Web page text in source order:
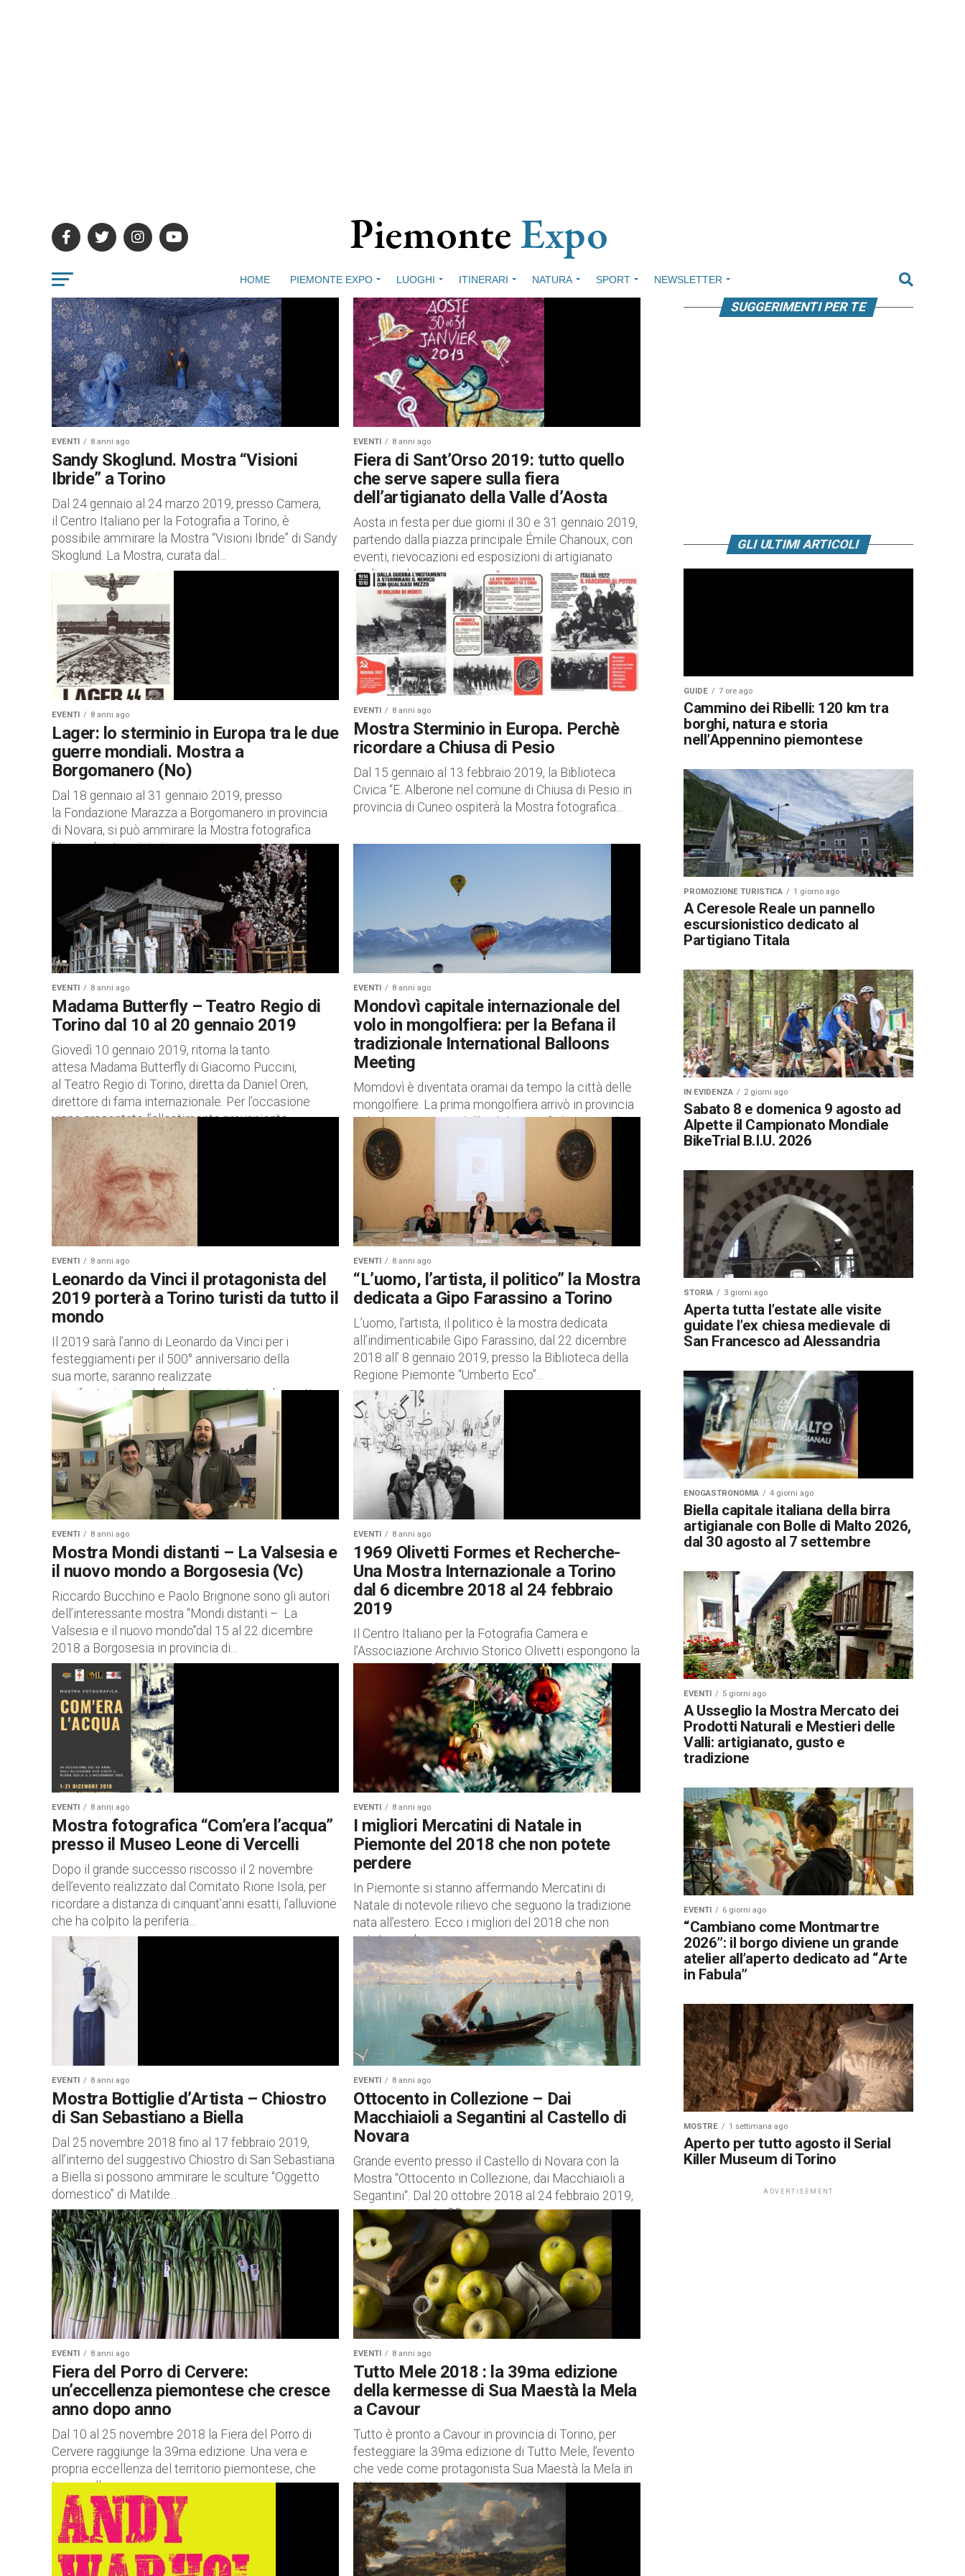
HOME PIEMONTE EXPO LUOGHI ITINERARI NATURA SPORT NEWSLETTER
EVENTI 8 anni ago
Sandy Skoglund. Mostra “Visioni
Ibride” a Torino
Dal 24 gennaio al 24 marzo 2019, presso Camera,
il Centro Italiano per la Fotografia a Torino, è
possibile ammirare la Mostra “Visioni Ibride” di Sandy
Skoglund. La Mostra, curata dal...
EVENTI 8 anni ago
Fiera di Sant’Orso 2019: tutto quello
che serve sapere sulla fiera
dell’artigianato della Valle d’Aosta
Aosta in festa per due giorni il 30 e 31 gennaio 2019,
partendo dalla piazza principale Émile Chanoux, con
eventi, rievocazioni ed esposizioni di artigianato
tradizionale...
EVENTI 8 anni ago
Lager: lo sterminio in Europa tra le due
guerre mondiali. Mostra a
Borgomanero (No)
Dal 18 gennaio al 31 gennaio 2019, presso
la Fondazione Marazza a Borgomanero in provincia
di Novara, si può ammirare la Mostra fotografica
” Lager, lo sterminio in...
EVENTI 8 anni ago
Mostra Sterminio in Europa. Perchè
ricordare a Chiusa di Pesio
Dal 15 gennaio al 13 febbraio 2019, la Biblioteca
Civica “E. Alberone nel comune di Chiusa di Pesio in
provincia di Cuneo ospiterà la Mostra fotografica...
EVENTI 8 anni ago
Madama Butterfly – Teatro Regio di
Torino dal 10 al 20 gennaio 2019
Giovedì 10 gennaio 2019, ritorna la tanto
attesa Madama Butterfly di Giacomo Puccini,
al Teatro Regio di Torino, diretta da Daniel Oren,
direttore di fama internazionale. Per l’occasione
viene presentato l’allestimento proveniente...
EVENTI 8 anni ago
Mondovì capitale internazionale del
volo in mongolfiera: per la Befana il
tradizionale International Balloons
Meeting
Momdovì è diventata oramai da tempo la città delle
mongolfiere. La prima mongolfiera arrivò in provincia
nel 1979 importata dall’Inghilterra e fu la prima ad
essere...
EVENTI 8 anni ago
Leonardo da Vinci il protagonista del
2019 porterà a Torino turisti da tutto il
mondo
Il 2019 sarà l’anno di Leonardo da Vinci per i
festeggiamenti per il 500° anniversario della
sua morte, saranno realizzate
manifestazioni, celebrazioni e iniziative di carattere
culturale in tutto il mondo e in particolare...
EVENTI 8 anni ago
“L’uomo, l’artista, il politico” la Mostra
dedicata a Gipo Farassino a Torino
L’uomo, l’artista, il politico è la mostra dedicata
all’indimenticabile Gipo Farassino, dal 22 dicembre
2018 all’ 8 gennaio 2019, presso la Biblioteca della
Regione Piemonte “Umberto Eco”...
EVENTI 8 anni ago
Mostra Mondi distanti – La Valsesia e
il nuovo mondo a Borgosesia (Vc)
Riccardo Bucchino e Paolo Brignone sono gli autori
dell’interessante mostra “Mondi distanti – La
Valsesia e il nuovo mondo”dal 15 al 22 dicembre
2018 a Borgosesia in provincia di...
EVENTI 8 anni ago
1969 Olivetti Formes et Recherche-
Una Mostra Internazionale a Torino
dal 6 dicembre 2018 al 24 febbraio
2019
Il Centro Italiano per la Fotografia Camera e
l’Associazione Archivio Storico Olivetti espongono la
mostra 1969 Olivetti Formes et Recherche Una
Mostra Internazionale, una raccolta fotografica che
l’Azienda Olivetti organizzò a...
EVENTI 8 anni ago
Mostra fotografica “Com’era l’acqua”
presso il Museo Leone di Vercelli
Dopo il grande successo riscosso il 2 novembre
dell’evento realizzato dal Comitato Rione Isola, per
ricordare a distanza di cinquant’anni esatti, l’alluvione
che ha colpito la periferia...
EVENTI 8 anni ago
I migliori Mercatini di Natale in
Piemonte del 2018 che non potete
perdere
In Piemonte si stanno affermando Mercatini di
Natale di notevole rilievo che seguono la tradizione
nata all’estero. Ecco i migliori del 2018 che non
potete perdere:
EVENTI 8 anni ago
Mostra Bottiglie d’Artista – Chiostro
di San Sebastiano a Biella
Dal 25 novembre 2018 fino al 17 febbraio 2019,
all’interno del suggestivo Chiostro di San Sebastiana
a Biella si possono ammirare le sculture “Oggetto
domestico” di Matilde...
EVENTI 8 anni ago
Ottocento in Collezione – Dai
Macchiaioli a Segantini al Castello di
Novara
Grande evento presso il Castello di Novara con la
Mostra “Ottocento in Collezione, dai Macchiaioli a
Segantini“. Dal 20 ottobre 2018 al 24 febbraio 2019,
saranno esposte 80...
EVENTI 8 anni ago
Fiera del Porro di Cervere:
un’eccellenza piemontese che cresce
anno dopo anno
Dal 10 al 25 novembre 2018 la Fiera del Porro di
Cervere raggiunge la 39ma edizione. Una vera e
propria eccellenza del territorio piemontese, che
trova nella zona...
EVENTI 8 anni ago
Tutto Mele 2018 : la 39ma edizione
della kermesse di Sua Maestà la Mela
a Cavour
Tutto è pronto a Cavour in provincia di Torino, per
festeggiare la 39ma edizione di Tutto Mele, l’evento
che vede come protagonista Sua Maestà la Mela in
tutti...
SUGGERIMENTI PER TE
GLI ULTIMI ARTICOLI
GUIDE 7 ore ago
Cammino dei Ribelli: 120 km tra
borghi, natura e storia
nell’Appennino piemontese
PROMOZIONE TURISTICA 1 giorno ago
A Ceresole Reale un pannello
escursionistico dedicato al
Partigiano Titala
IN EVIDENZA 2 giorni ago
Sabato 8 e domenica 9 agosto ad
Alpette il Campionato Mondiale
BikeTrial B.I.U. 2026
STORIA 3 giorni ago
Aperta tutta l’estate alle visite
guidate l’ex chiesa medievale di
San Francesco ad Alessandria
ENOGASTRONOMIA 4 giorni ago
Biella capitale italiana della birra
artigianale con Bolle di Malto 2026,
dal 30 agosto al 7 settembre
EVENTI 5 giorni ago
A Usseglio la Mostra Mercato dei
Prodotti Naturali e Mestieri delle
Valli: artigianato, gusto e
tradizione
EVENTI 6 giorni ago
“Cambiano come Montmartre
2026”: il borgo diviene un grande
atelier all’aperto dedicato ad “Arte
in Fabula”
MOSTRE 1 settimana ago
Aperto per tutto agosto il Serial
Killer Museum di Torino
ADVERTISEMENT